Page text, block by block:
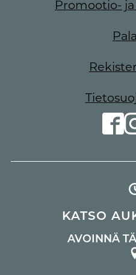
KATSO
AVOINNÄ
Promootio-